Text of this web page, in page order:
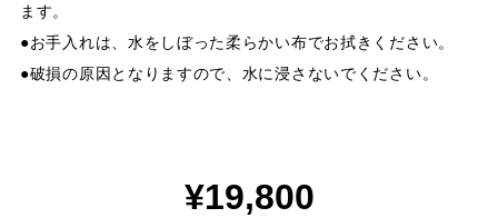
ます。
●お手入れは、水をしぼった柔らかい布でお拭きください。
●破損の原因となりますので、水に浸さないでください。
¥19,800